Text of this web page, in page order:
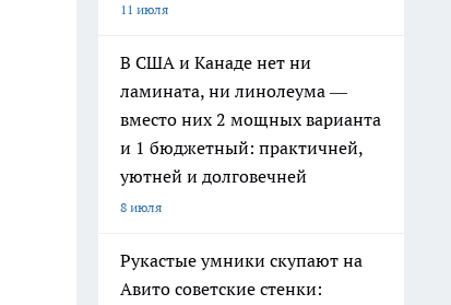
11 июля
В США и Канаде нет ни
ламината, ни линолеума —
вместо них 2 мощных варианта
и 1 бюджетный: практичней,
уютней и долговечней
8 июля
Рукастые умники скупают на
Авито советские стенки: